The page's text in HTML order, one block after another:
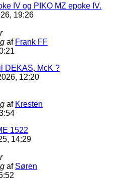
IV og PIKO MZ epoke IV.
19:26
af Frank FF
DEKAS, McK ?
12:20
af Kresten
1522
14:29
af Søren